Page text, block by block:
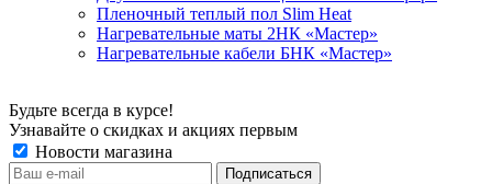
Пленочный теплый пол Slim Heat
Нагревательные маты 2НК «Мастер»
Нагревательные кабели БНК «Мастер»
Будьте всегда в курсе!
Узнавайте о скидках и акциях первым
Новости магазина